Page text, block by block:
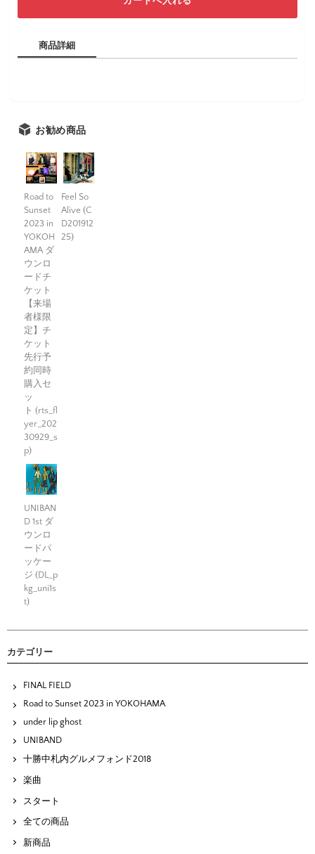
商品詳細
お勧め商品
Road to
Sunset
2023 in
YOKOH
AMA ダ
ウンロ
ードチ
ケット
【来場
者様限
定】チ
ケット
先行予
約同時
購入セ
ッ
ト (rts_fl
yer_202
30929_s
p)
Feel So
Alive (C
D201912
25)
UNIBAN
D 1st ダ
ウンロ
ードパ
ッケー
ジ (DL_p
kg_uni1s
t)
カテゴリー
FINAL FIELD
Road to Sunset 2023 in YOKOHAMA
under lip ghost
UNIBAND
十勝中札内グルメフォンド2018
楽曲
スタート
全ての商品
新商品